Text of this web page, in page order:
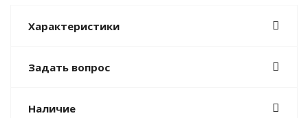
Характеристики
Задать вопрос
Наличие